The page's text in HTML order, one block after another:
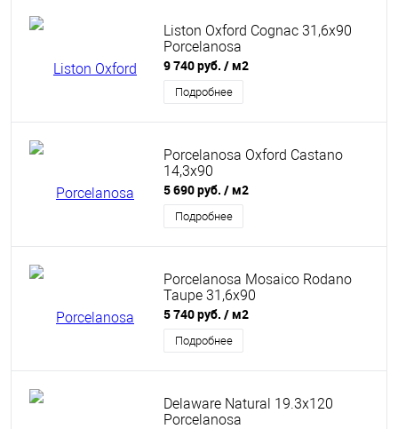
Liston Oxford Cognac 31,6x90
Porcelanosa
9 740 руб. / м2
Подробнее
Porcelanosa Oxford Castano
14,3x90
5 690 руб. / м2
Подробнее
Porcelanosa Mosaico Rodano
Taupe 31,6x90
5 740 руб. / м2
Подробнее
Delaware Natural 19.3x120
Porcelanosa